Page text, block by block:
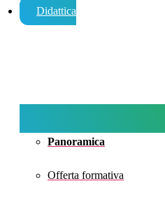
Didattica
Panoramica
Offerta formativa